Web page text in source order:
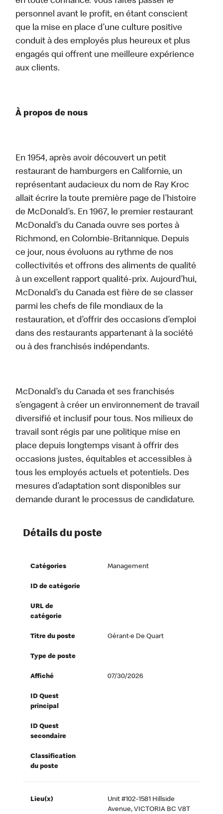
personnel avant le profit, en étant conscient
que la mise en place d’une culture positive
conduit à des employés plus heureux et plus
engagés qui offrent une meilleure expérience
aux clients.
À propos de nous
En 1954, après avoir découvert un petit
restaurant de hamburgers en Californie, un
représentant audacieux du nom de Ray Kroc
allait écrire la toute première page de l’histoire
de McDonald’s. En 1967, le premier restaurant
McDonald’s du Canada ouvre ses portes à
Richmond, en Colombie-Britannique. Depuis
ce jour, nous évoluons au rythme de nos
collectivités et offrons des aliments de qualité
à un excellent rapport qualité-prix. Aujourd’hui,
McDonald’s du Canada est fière de se classer
parmi les chefs de file mondiaux de la
restauration, et d’offrir des occasions d’emploi
dans des restaurants appartenant à la société
ou à des franchisés indépendants.
McDonald’s du Canada et ses franchisés
s’engagent à créer un environnement de travail
diversifié et inclusif pour tous. Nos milieux de
travail sont régis par une politique mise en
place depuis longtemps visant à offrir des
occasions justes, équitables et accessibles à
tous les employés actuels et potentiels. Des
mesures d’adaptation sont disponibles sur
demande durant le processus de candidature.
Détails du poste
Catégories Management
ID de catégorie
URL de
catégorie
Titre du poste Gérant·e De Quart
Type de poste
Affiché 07/30/2026
ID Quest
principal
ID Quest
secondaire
Classification
du poste
Lieu(x)
Unit #102-1581 Hillside
Avenue, VICTORIA BC V8T